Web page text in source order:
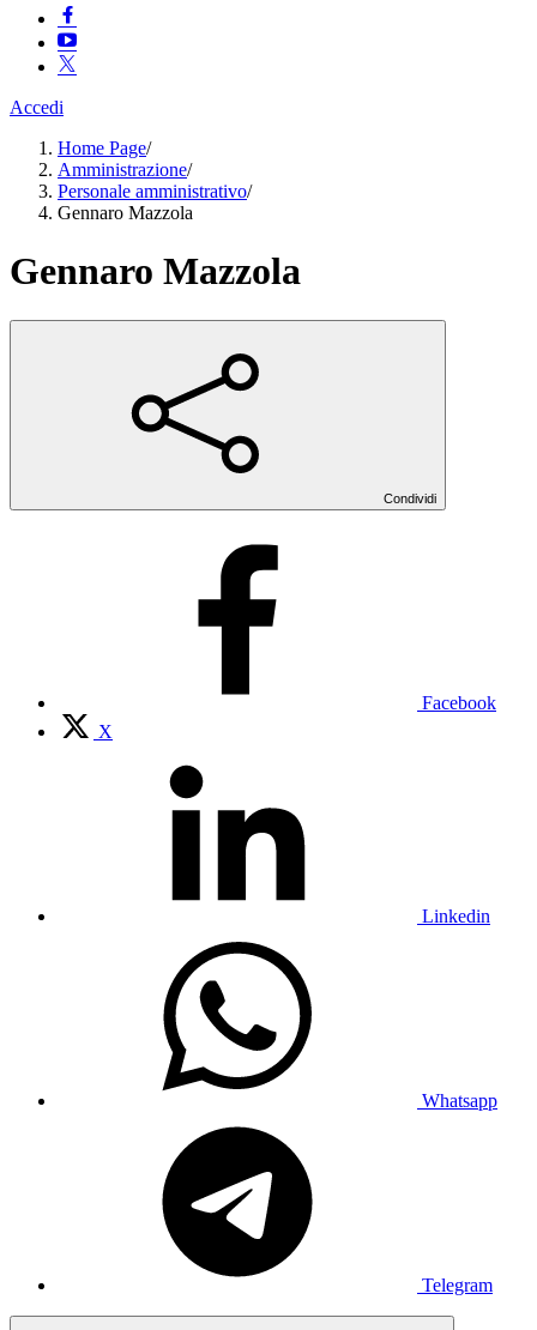
Accedi
Home Page/
Amministrazione/
Personale amministrativo/
Gennaro Mazzola
Gennaro Mazzola
Condividi
Facebook
X
Linkedin
Whatsapp
Telegram